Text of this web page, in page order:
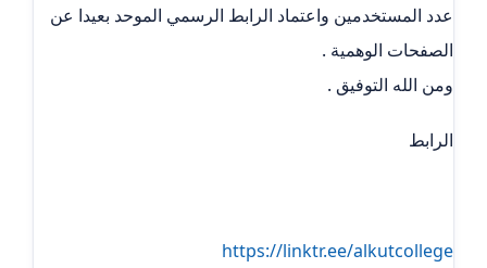
عدد المستخدمين واعتماد الرابط الرسمي الموحد بعيدا عن
الصفحات الوهمية .
ومن الله التوفيق .
الرابط
https://linktr.ee/alkutcollege